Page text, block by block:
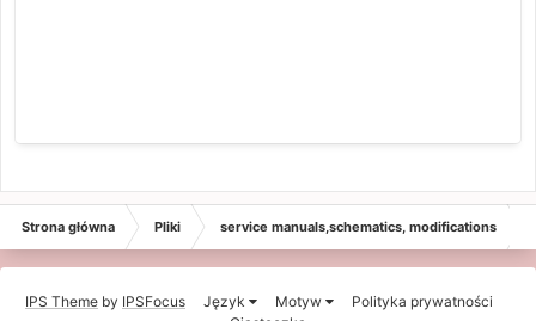
Strona główna Pliki service manuals,schematics, modifications
IPS Theme by IPSFocus Język Motyw
Polityka prywatności